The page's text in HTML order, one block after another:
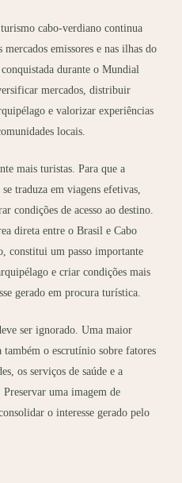
cabo-verdiano continua
emissores e nas ilhas do
durante o Mundial
mercados, distribuir
e valorizar experiências
locais.
mais turistas. Para que a
traduza em viagens efetivas,
condições de acesso ao destino.
direta entre o Brasil e Cabo
constitui um passo importante
e criar condições mais
gerado em procura turística.
ser ignorado. Uma maior
o escrutínio sobre fatores
os serviços de saúde e a
uma imagem de
o interesse gerado pelo